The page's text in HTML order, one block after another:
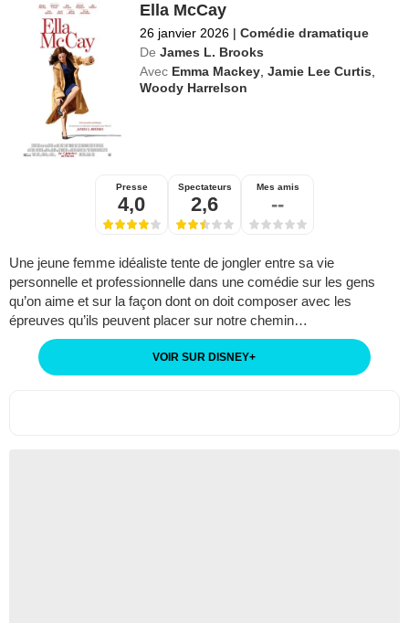
Ella McCay
26 janvier 2026 | Comédie dramatique
De James L. Brooks
Avec Emma Mackey,Jamie Lee Curtis,
Woody Harrelson
Presse
4,0
Spectateurs
2,6
Mes amis
--
Une jeune femme idéaliste tente de jongler entre sa vie
personnelle et professionnelle dans une comédie sur les gens
qu’on aime et sur la façon dont on doit composer avec les
épreuves qu’ils peuvent placer sur notre chemin…
VOIR SUR DISNEY+